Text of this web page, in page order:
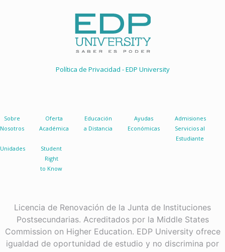
Política de Privacidad - EDP University
Sobre
Nosotros
Oferta
Académica
Educación
a Distancia
Ayudas
Económicas
Admisiones
Servicios al
Estudiante
Unidades
Student
Right
to Know
Licencia de Renovación de la Junta de Instituciones
Postsecundarias. Acreditados por la Middle States
Commission on Higher Education. EDP University ofrece
igualdad de oportunidad de estudio y no discrimina por